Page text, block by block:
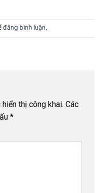
đăng bình luận.
thị công khai. Các
*